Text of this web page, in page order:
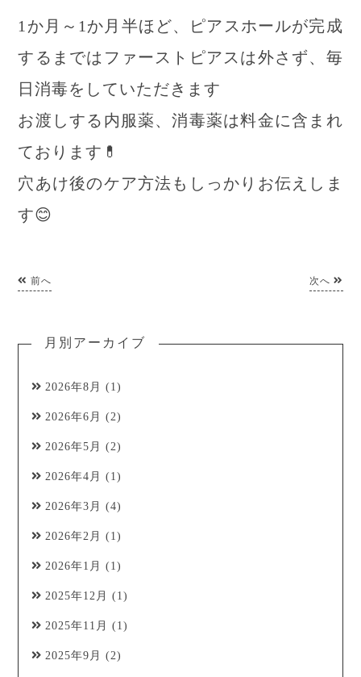
1か月～1か月半ほど、ピアスホールが完成
するまではファーストピアスは外さず、毎
日消毒をしていただきます
お渡しする内服薬、消毒薬は料金に含まれ
ております💊
穴あけ後のケア方法もしっかりお伝えしま
す😊
前へ 次へ
月別アーカイブ
2026年8月 (1)
2026年6月 (2)
2026年5月 (2)
2026年4月 (1)
2026年3月 (4)
2026年2月 (1)
2026年1月 (1)
2025年12月 (1)
2025年11月 (1)
2025年9月 (2)